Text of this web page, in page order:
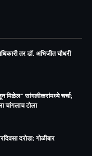
तर डॉ. अभिजीत चौधरी
मिळेल" सांगलीकरांमध्ये चर्चा;
चांगलाच टोला
दरोडा; गोळीबार